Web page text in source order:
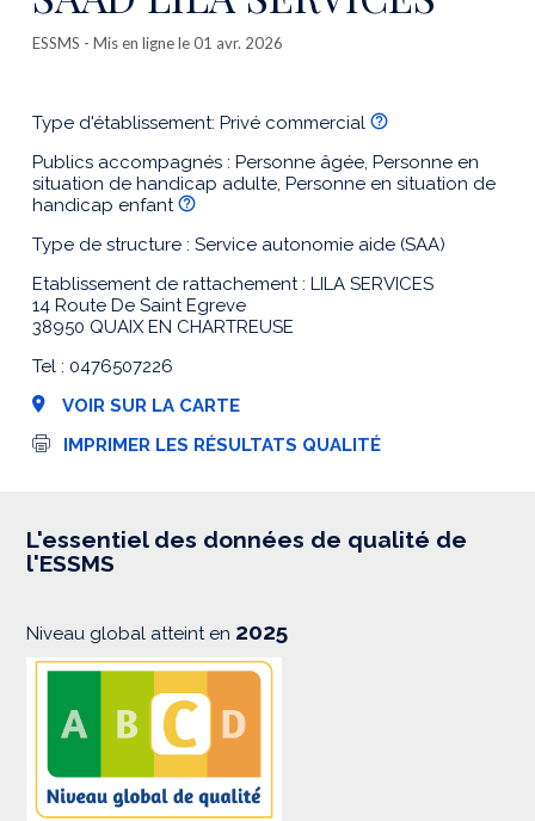
ESSMS - Mis en ligne le 01 avr. 2026
Type d'établissement: Privé commercial
Publics accompagnés : Personne âgée, Personne en
situation de handicap adulte, Personne en situation de
handicap enfant
Type de structure : Service autonomie aide (SAA)
Etablissement de rattachement : LILA SERVICES
14 Route De Saint Egreve
38950 QUAIX EN CHARTREUSE
Tel : 0476507226
VOIR SUR LA CARTE
I
s
i
IMPRIMER LES RÉSULTATS QUALITÉ
L'essentiel des données de qualité de
l'ESSMS
Niveau global atteint en 2025